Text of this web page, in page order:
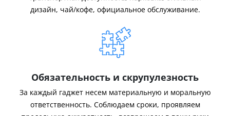
дизайн, чай/кофе, официальное обслуживание.
Обязательность и скрупулезность
За каждый гаджет несем материальную и моральную
ответственность. Соблюдаем сроки, проявляем